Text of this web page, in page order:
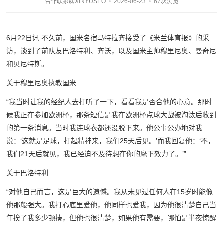
合作联系@XINYUSEO 2026-06-23 67次浏览
6月22日讯 不久前，国米名宿马特拉齐接受了《米兰体育报》的采
访，谈到了前队友巴洛特利、齐沃，以及国米主帅穆里尼奥、曼奇尼
和贝尼特斯。
关于穆里尼奥执教国米
“我当时让我的经纪人去打听了一下，看看我是否合他的心意。那时
候我正在参加欧洲杯，那条短信是我在欧洲杯点球大战被淘汰后收到
的第一条消息。当时我连球衣都还没脱下来。他公事公办地对我
说：‘这就是足球，打起精神来，我们25天后见。’而我回复他：‘不，
我们21天后就见，我已经迫不及待想在你的麾下效力了。’”
关于巴洛特利
“对他自己而言，这是巨大的遗憾。我从未见过任何人在15岁时能像
他那般强大。我打心底里爱他，他同样也爱我，因为他很清楚自己当
年挨了我多少顿揍，但他也很清楚，如果他有需要，哪怕是半夜惊醒